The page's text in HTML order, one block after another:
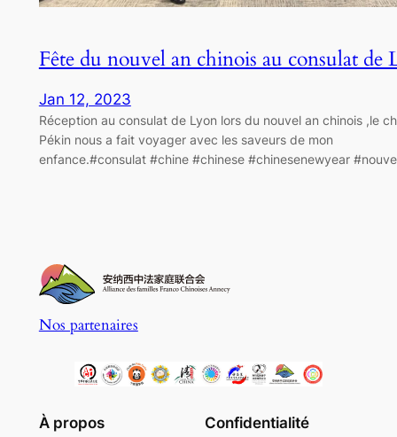
Fête du nouvel an chinois au consulat de
Jan 12, 2023
Réception au consulat de Lyon lors du nouvel an chinois ,le
Pékin nous a fait voyager avec les saveurs de mon
enfance.#consulat #chine #chinese #chinesenewyear
Nos partenaires
À propos Confidentialité